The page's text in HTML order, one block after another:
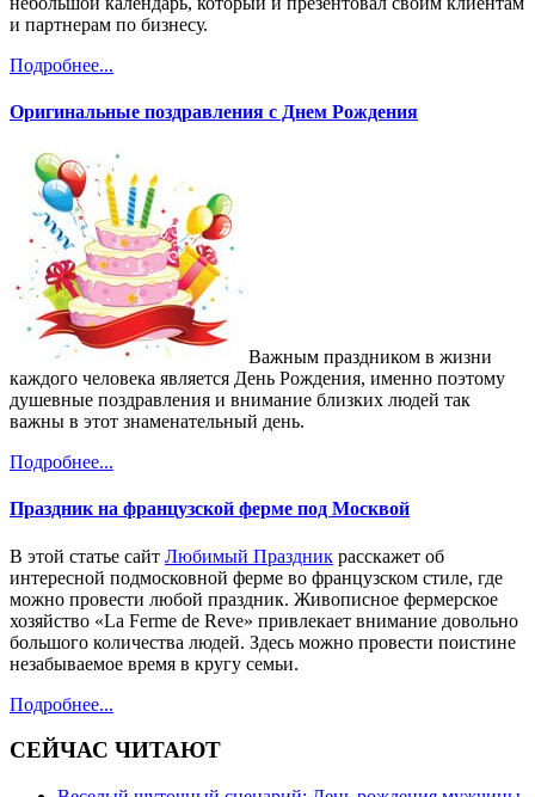
и партнерам по бизнесу.
Подробнее...
Оригинальные поздравления с Днем Рождения
Важным праздником в жизни
каждого человека является День Рождения, именно поэтому
душевные поздравления и внимание близких людей так
важны в этот знаменательный день.
Подробнее...
Праздник на французской ферме под Москвой
В этой статье сайт Любимый Праздник расскажет об
интересной подмосковной ферме во французском стиле, где
можно провести любой праздник. Живописное фермерское
хозяйство «La Ferme de Reve» привлекает внимание довольно
большого количества людей. Здесь можно провести поистине
незабываемое время в кругу семьи.
Подробнее...
СЕЙЧАС ЧИТАЮТ